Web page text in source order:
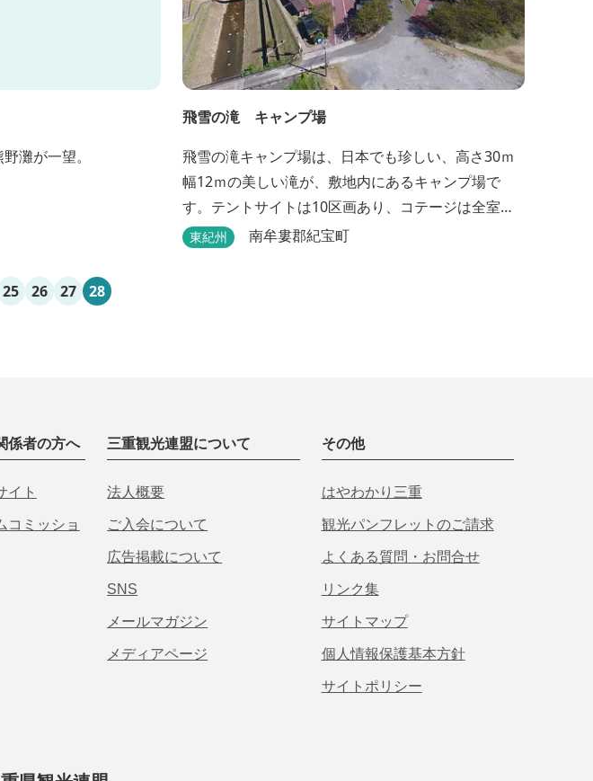
灘が一望。
飛雪の滝 キャンプ場
飛雪の滝キャンプ場は、日本でも珍しい、高さ30ｍ
幅12ｍの美しい滝が、敷地内にあるキャンプ場で
す。テントサイトは10区画あり、コテージは全室で8
棟あります。近年は滝つぼを水風呂にしたサウナが
東紀州 南牟婁郡紀宝町
25 26 27 28
係者の方へ
イト
コミッショ
三重観光連盟について
法人概要
ご入会について
広告掲載について
SNS
メールマガジン
メディアページ
その他
はやわかり三重
観光パンフレットのご請求
よくある質問・お問合せ
リンク集
サイトマップ
個人情報保護基本方針
サイトポリシー